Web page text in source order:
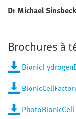
Dr Michael
Brochures à
PhotoBionicCell